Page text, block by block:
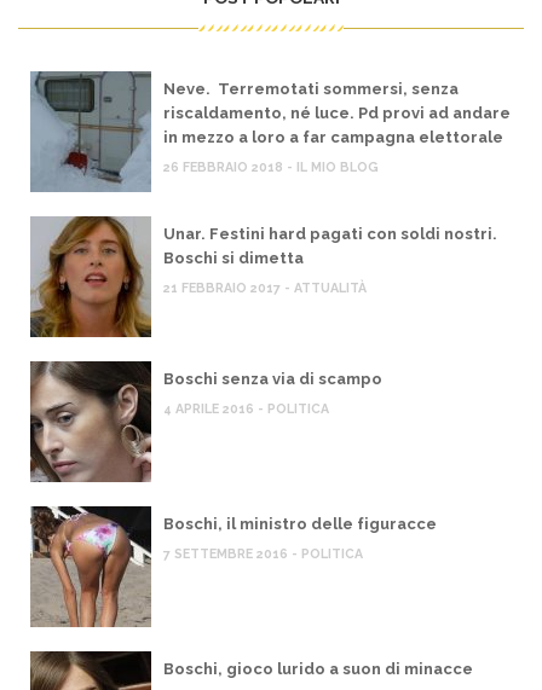
Neve. Terremotati sommersi, senza
riscaldamento, né luce. Pd provi ad andare
in mezzo a loro a far campagna elettorale
26 FEBBRAIO 2018 - IL MIO BLOG
Unar. Festini hard pagati con soldi nostri.
Boschi si dimetta
21 FEBBRAIO 2017 - ATTUALITÀ
Boschi senza via di scampo
4 APRILE 2016 - POLITICA
Boschi, il ministro delle figuracce
7 SETTEMBRE 2016 - POLITICA
Boschi, gioco lurido a suon di minacce